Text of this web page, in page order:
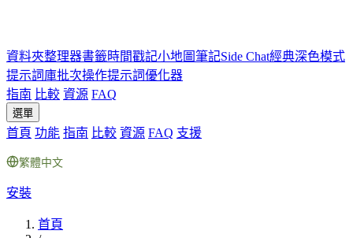
資料夾整理器書籤時間戳記小地圖筆記Side Chat經典深色模式
提示詞庫批次操作提示詞優化器
指南 比較 資源 FAQ
選單
首頁 功能 指南 比較 資源 FAQ 支援
繁體中文
安裝
首頁